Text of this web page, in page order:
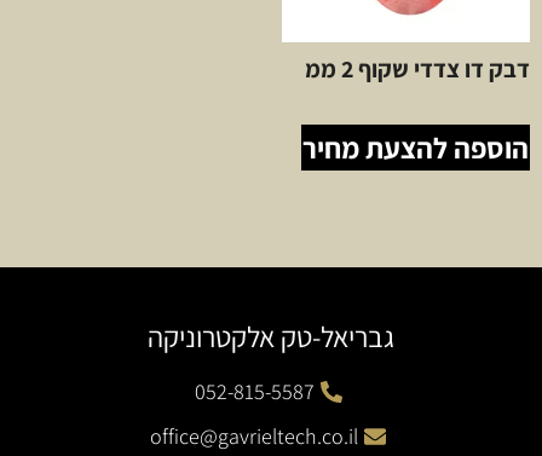
דבק דו צדדי שקוף 2 ממ
הוספה להצעת מחיר
גבריאל-טק אלקטרוניקה
052-815-5587
office@gavrieltech.co.il